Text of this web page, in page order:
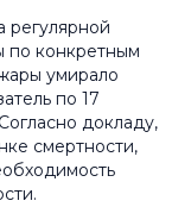
регулярной
по конкретным
умирало
по 17
докладу,
смертности,